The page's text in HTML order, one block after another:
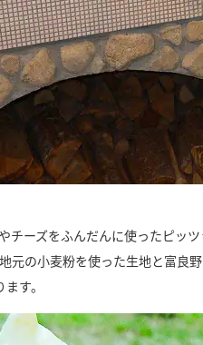
チーズをふんだんに使ったピ
元の小麦粉を使った生地と富良
す。